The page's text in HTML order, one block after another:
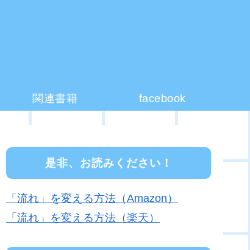
関連書籍 facebook
是非、お読みください！
「流れ」を変える方法（Amazon）
「流れ」を変える方法（楽天）